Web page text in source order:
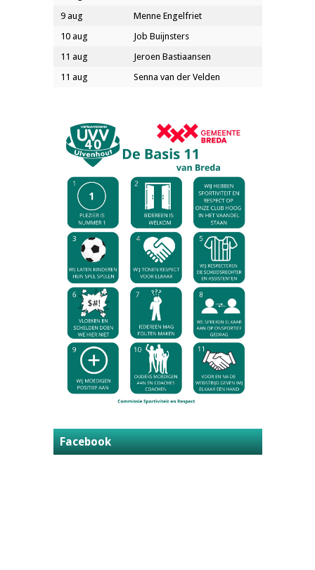
9 aug
Menne Engelfriet
10 aug
Job Buijnsters
11 aug
Jeroen Bastiaansen
11 aug
Senna van der Velden
Facebook